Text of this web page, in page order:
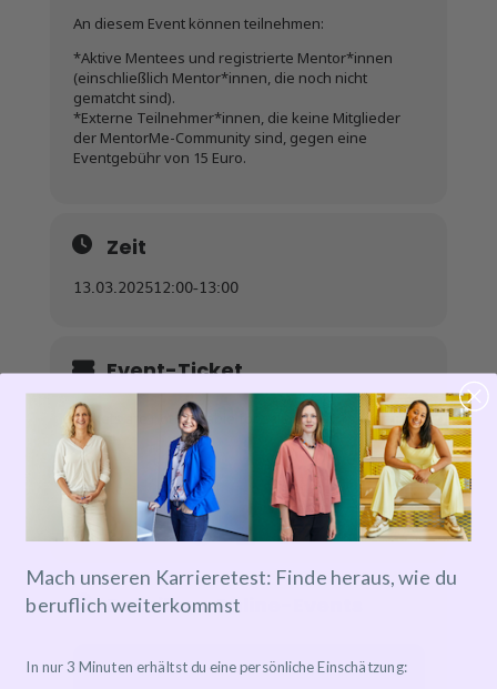
An diesem Event können teilnehmen:
*Aktive Mentees und registrierte Mentor*innen
(einschließlich Mentor*innen, die noch nicht
gematcht sind).
*Externe Teilnehmer*innen, die keine Mitglieder
der MentorMe-Community sind, gegen eine
Eventgebühr von 15 Euro.
Zeit
13.03.202512:00-13:00
Event-Ticket
Tickets are not available for sale any more for this
event!
Details zu Online-Events
Event has already taken place!
Mach unseren Karrieretest: Finde heraus, wie du
beruflich weiterkommst
In nur 3 Minuten erhältst du eine persönliche Einschätzung: